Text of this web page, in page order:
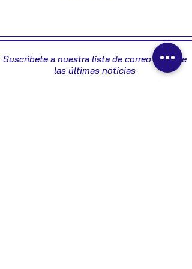
Suscribete a nuestra lista de correo y recibe
las últimas noticias